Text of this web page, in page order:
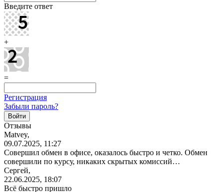
Введите ответ
+
=
Регистрация
Забыли пароль?
Отзывы
Matvey,
09.07.2025, 11:27
Совершил обмен в офисе, оказалось быстро и четко. Обмен
совершили по курсу, никаких скрытых комиссий…
Сергей,
22.06.2025, 18:07
Всё быстро пришло